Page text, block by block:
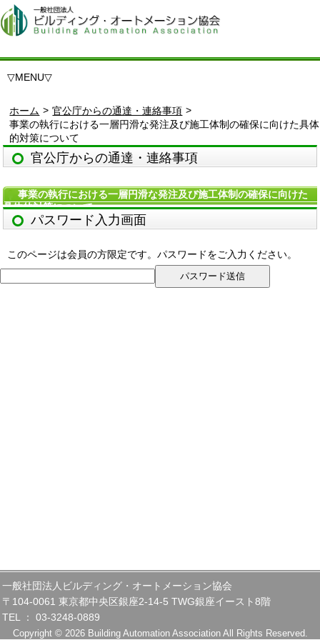
▽MENU▽
ホーム > 官公庁からの通達・連絡事項 >
事業の執行における一層円滑な発注及び施工体制の確保に向けた具体
的対策について
官公庁からの通達・連絡事項
事業の執行における一層円滑な発注及び施工体制の確保に向けた
具体的対策について
パスワード入力画面
このページは会員の方限定です。パスワードをご入力ください。
一般社団法人ビルディング・オートメーション協会
〒104-0061 東京都中央区銀座2-14-5 TWG銀座イースト8階
TEL ： 03-3248-0889
Copyright © 2026 Building Automation Association All Rights Reserved.